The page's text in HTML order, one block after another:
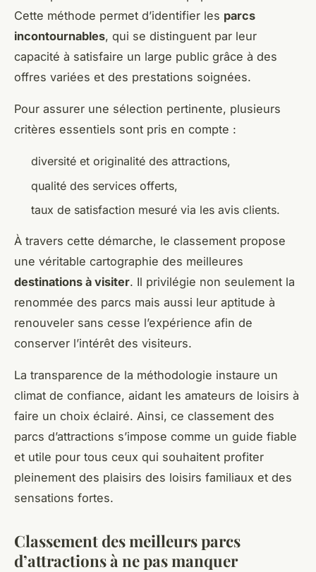
Cette méthode permet d’identifier les parcs
incontournables, qui se distinguent par leur
capacité à satisfaire un large public grâce à des
offres variées et des prestations soignées.
Pour assurer une sélection pertinente, plusieurs
critères essentiels sont pris en compte :
diversité et originalité des attractions,
qualité des services offerts,
taux de satisfaction mesuré via les avis clients.
À travers cette démarche, le classement propose
une véritable cartographie des meilleures
destinations à visiter. Il privilégie non seulement la
renommée des parcs mais aussi leur aptitude à
renouveler sans cesse l’expérience afin de
conserver l’intérêt des visiteurs.
La transparence de la méthodologie instaure un
climat de confiance, aidant les amateurs de loisirs à
faire un choix éclairé. Ainsi, ce classement des
parcs d’attractions s’impose comme un guide fiable
et utile pour tous ceux qui souhaitent profiter
pleinement des plaisirs des loisirs familiaux et des
sensations fortes.
Classement des meilleurs parcs
d’attractions à ne pas manquer